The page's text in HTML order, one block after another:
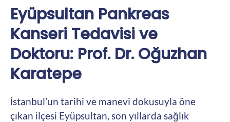
Eyüpsultan Pankreas
Kanseri Tedavisi ve
Doktoru: Prof. Dr. Oğuzhan
Karatepe
İstanbul’un tarihi ve manevi dokusuyla öne
çıkan ilçesi Eyüpsultan, son yıllarda sağlık